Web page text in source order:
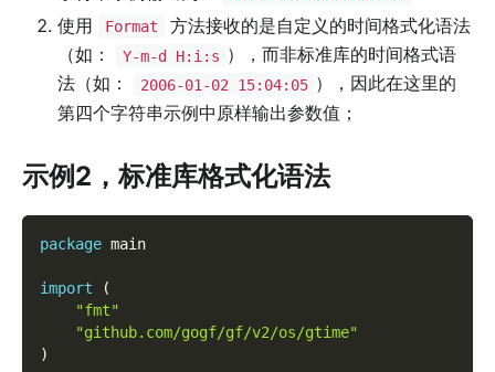
使用 Format
方法接收的是自定义的时间格式化语法
（如：
Y-m-d H:i:s ），而非标准库的时间格式语
法（如：
2006-01-02 15:04:05 ），因此在这里的
第四个字符串示例中原样输出参数值；
示例2，标准库格式化语法
package main
import
(
"fmt"
"github.com/gogf/gf/v2/os/gtime"
)